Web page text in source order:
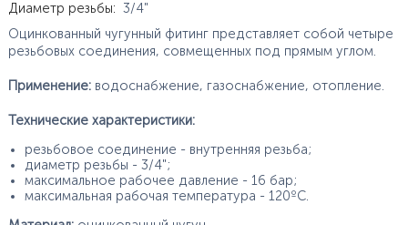
Характеристики
Диаметр резьбы: 3/4"
Оцинкованный чугунный фитинг представляет собой четыре
резьбовых соединения, совмещенных под прямым углом.
Применение: водоснабжение, газоснабжение, отопление.
Технические характеристики:
резьбовое соединение - внутренняя резьба;
диаметр резьбы - 3/4";
максимальное рабочее давление - 16 бар;
максимальная рабочая температура - 120ºС.